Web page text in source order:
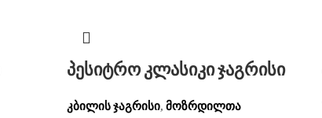
პესიტრო კლასიკი ჯაგრისი
კბილის ჯაგრისი, მოზრდილთა